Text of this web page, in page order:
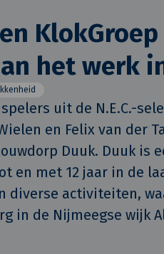
KlokGroep
het werk
uit de N.E.C.-
en Felix van der
Duuk. Duuk is
en met 12 jaar in de
diverse activiteiten,
in de Nijmeegse wijk